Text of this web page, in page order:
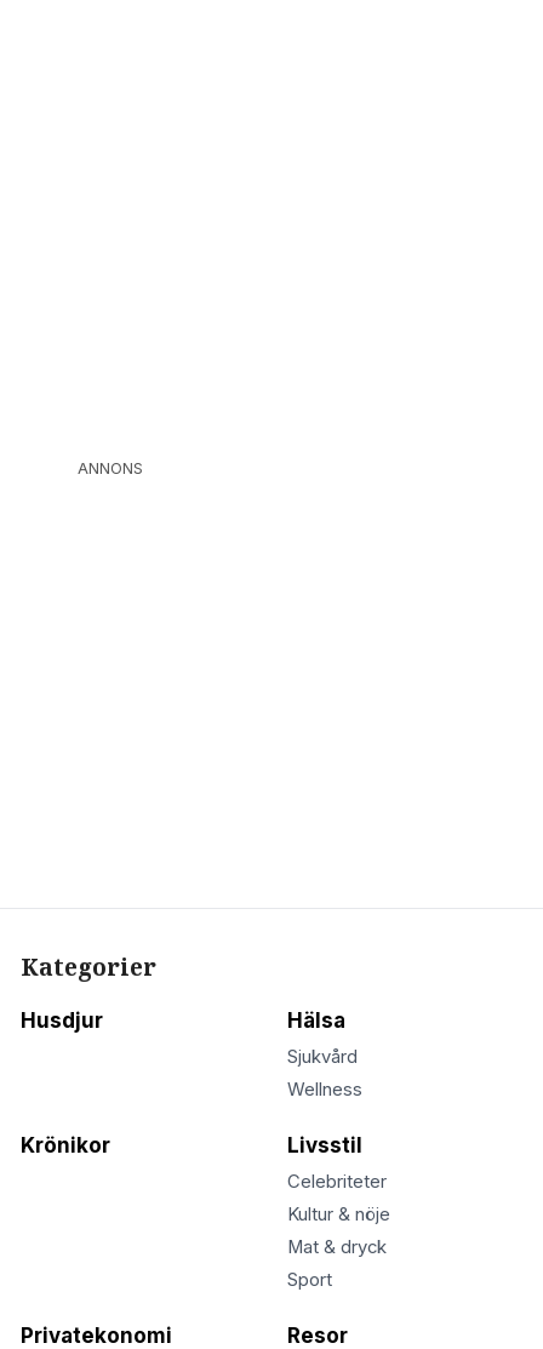
ANNONS
Kategorier
Husdjur Hälsa
Sjukvård
Wellness
Krönikor Livsstil
Celebriteter
Kultur & nöje
Mat & dryck
Sport
Privatekonomi Resor